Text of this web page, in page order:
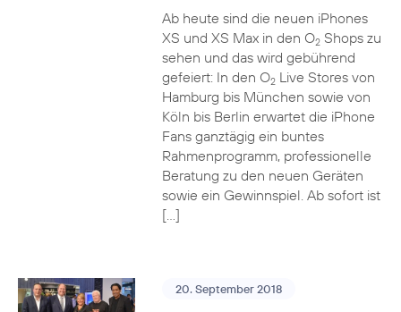
Ab heute sind die neuen iPhones
XS und XS Max in den O2Shops zu
sehen und das wird gebührend
gefeiert: In den O2Live Stores von
Hamburg bis München sowie von
Köln bis Berlin erwartet die iPhone
Fans ganztägig ein buntes
Rahmenprogramm, professionelle
Beratung zu den neuen Geräten
sowie ein Gewinnspiel. Ab sofort ist
[…]
20. September 2018